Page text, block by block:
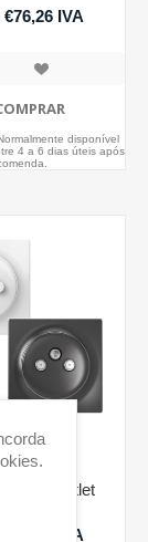
IVA
disponível
4 a 6 dias úteis após
SAT Outlet
€39,36 IVA